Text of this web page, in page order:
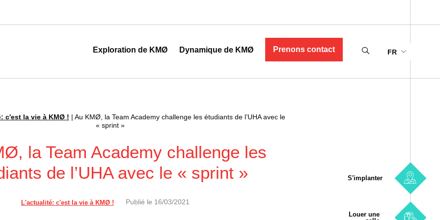
Exploration de KMØ Dynamique de KMØ Prenons contact FR
c'est la vie à KMØ ! | Au KMØ, la Team Academy challenge les étudiants de l’UHA avec le
« sprint »
la Team Academy challenge les
de l’UHA avec le « sprint »
L'actualité: c'est la vie à KMØ ! Publié le 16/03/2021
S'implanter
Louer une